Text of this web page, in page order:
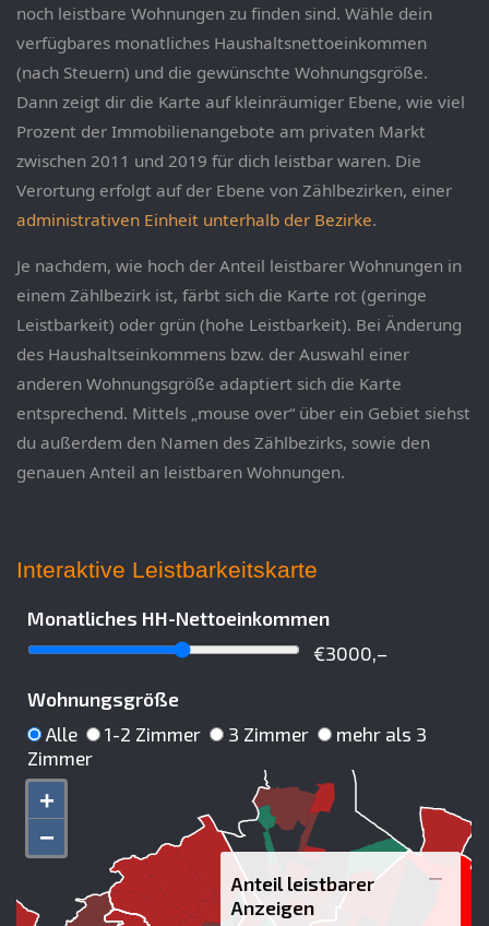
noch leistbare Wohnungen zu finden sind. Wähle dein
verfügbares monatliches Haushaltsnettoeinkommen
(nach Steuern) und die gewünschte Wohnungsgröße.
Dann zeigt dir die Karte auf kleinräumiger Ebene, wie viel
Prozent der Immobilienangebote am privaten Markt
zwischen 2011 und 2019 für dich leistbar waren. Die
Verortung erfolgt auf der Ebene von Zählbezirken, einer
administrativen Einheit unterhalb der Bezirke.
Je nachdem, wie hoch der Anteil leistbarer Wohnungen in
einem Zählbezirk ist, färbt sich die Karte rot (geringe
Leistbarkeit) oder grün (hohe Leistbarkeit). Bei Änderung
des Haushaltseinkommens bzw. der Auswahl einer
anderen Wohnungsgröße adaptiert sich die Karte
entsprechend. Mittels „mouse over“ über ein Gebiet siehst
du außerdem den Namen des Zählbezirks, sowie den
genauen Anteil an leistbaren Wohnungen.
Interaktive Leistbarkeitskarte